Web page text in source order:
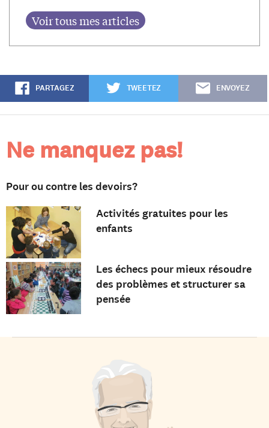
PARTAGEZ TWEETEZ ENVOYEZ
Ne manquez pas!
Pour ou contre les devoirs?
Activités gratuites pour les
enfants
Les échecs pour mieux résoudre
des problèmes et structurer sa
pensée